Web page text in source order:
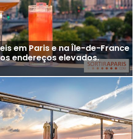
em Paris e na Île-de-France
endereços elevados.